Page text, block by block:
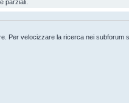
parziali.
Per velocizzare la ricerca nei subforum